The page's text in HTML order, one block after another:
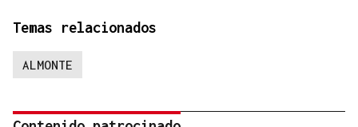
Temas relacionados
ALMONTE